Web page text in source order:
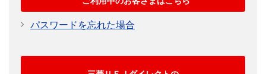
パスワードを忘れた場合